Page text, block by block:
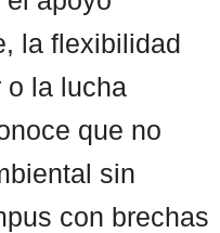
la flexibilidad
o la lucha
que no
sin
con brechas